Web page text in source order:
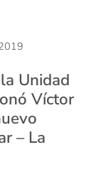
Unidad
Víctor
– La